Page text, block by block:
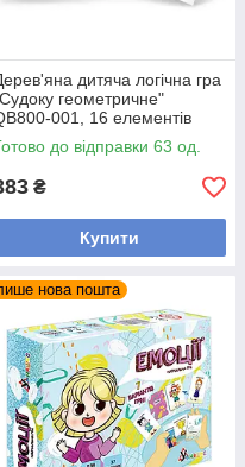
дитяча логічна гра
геометричне"
001, 16 елементів
до відправки 63 од.
₴
Купити
нова пошта